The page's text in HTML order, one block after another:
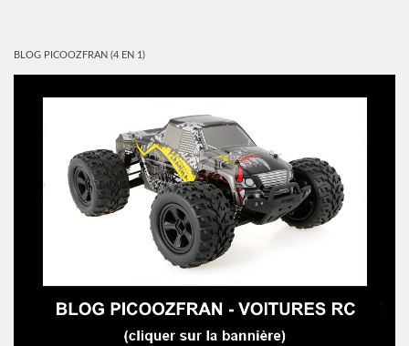
BLOG PICOOZFRAN (4 EN 1)